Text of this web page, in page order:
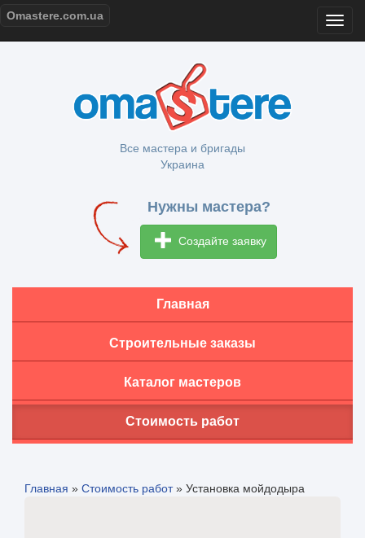
Omastere.com.ua
Все мастера и бригады
Украина
Нужны мастера?
Создайте заявку
Главная
Строительные заказы
Каталог мастеров
Стоимость работ
Главная » Стоимость работ» Установка мойдодыра